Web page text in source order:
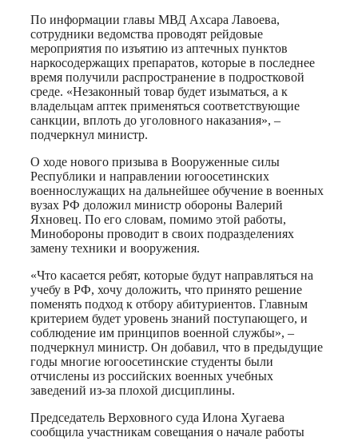
По информации главы МВД Ахсара Лавоева,
сотрудники ведомства проводят рейдовые
мероприятия по изъятию из аптечных пунктов
наркосодержащих препаратов, которые в последнее
время получили распространение в подростковой
среде. «Незаконный товар будет изыматься, а к
владельцам аптек применяться соответствующие
санкции, вплоть до уголовного наказания», –
подчеркнул министр.
О ходе нового призыва в Вооруженные силы
Республики и направлении югоосетинских
военнослужащих на дальнейшее обучение в военных
вузах РФ доложил министр обороны Валерий
Яхновец. По его словам, помимо этой работы,
Минобороны проводит в своих подразделениях
замену техники и вооружения.
«Что касается ребят, которые будут направляться на
учебу в РФ, хочу доложить, что принято решение
поменять подход к отбору абитуриентов. Главным
критерием будет уровень знаний поступающего, и
соблюдение им принципов военной службы», –
подчеркнул министр. Он добавил, что в предыдущие
годы многие югоосетинские студенты были
отчислены из российских военных учебных
заведений из-за плохой дисциплины.
Председатель Верховного суда Илона Хугаева
сообщила участникам совещания о начале работы